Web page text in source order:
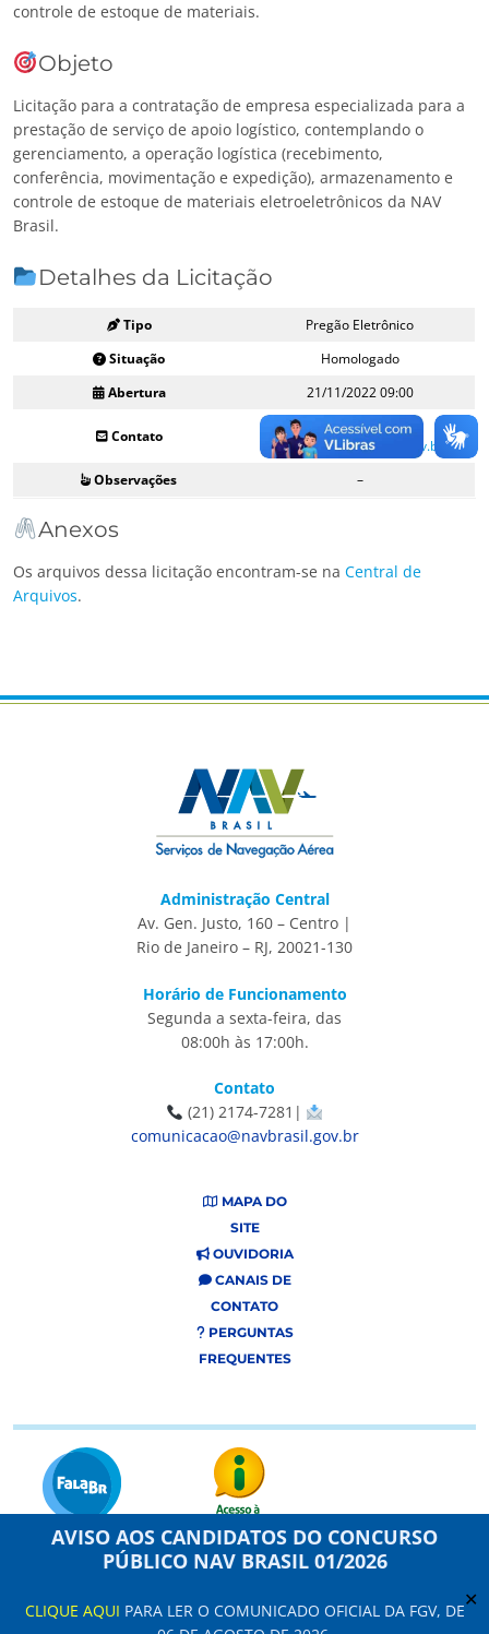
AVISO AOS CANDIDATOS DO CONCURSO
PÚBLICO NAV BRASIL 01/2026
CLIQUE AQUI PARA LER O COMUNICADO OFICIAL DA FGV, DE✕
controle de estoque de materiais.
Objeto
Licitação para a contratação de empresa especializada para a
prestação de serviço de apoio logístico, contemplando o
gerenciamento, a operação logística (recebimento,
conferência, movimentação e expedição), armazenamento e
controle de estoque de materiais eletroeletrônicos da NAV
Brasil.
Detalhes da Licitação
Tipo
Pregão Eletrônico
Situação
Homologado
Abertura
21/11/2022 09:00
Contato
(21) 2174-7296 ou
licitacoes@navbrasil.gov.br
Observações
–
Anexos
Os arquivos dessa licitação encontram-se na Central de
Arquivos.
Administração Central
Av. Gen. Justo, 160 – Centro |
Rio de Janeiro – RJ, 20021-130
Horário de Funcionamento
Segunda a sexta-feira, das
08:00h às 17:00h.
Contato
(21) 2174-7281|
comunicacao@navbrasil.gov.br
MAPA DO
SITE
OUVIDORIA
CANAIS DE
CONTATO
PERGUNTAS
FREQUENTES
Este site usa cookies e dados pessoais de acordo com os nossos Termos de
Configuração de Cookies